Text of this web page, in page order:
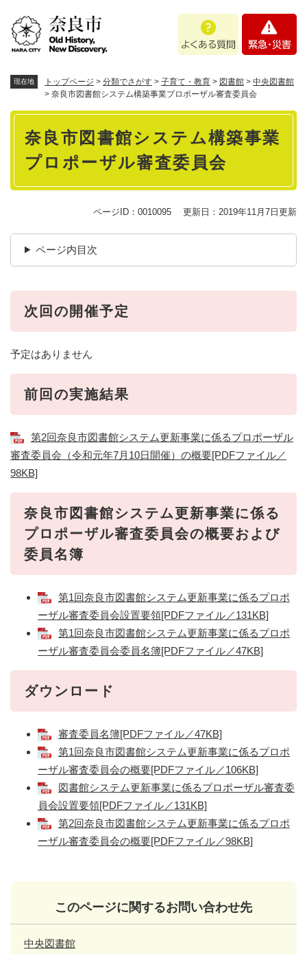
あ
問
・
現在地 トップページ > 分類でさがす > 子育て・教育 > 図書館 > 中央図書館
> 奈良市図書館システム構築事業プロポーザル審査委員会
本
奈良市図書館システム構築事業
プロポーザル審査委員会
ページID：0010095 更新日：2019年11月7日更新
ページ内目次
次回の開催予定
予定はありません
前回の実施結果
第2回奈良市図書館システム更新事業に係るプロポーザル
審査委員会（令和元年7月10日開催）の概要[PDFファイル／
98KB]
奈良市図書館システム更新事業に係る
プロポーザル審査委員会の概要および
委員名簿
第1回奈良市図書館システム更新事業に係るプロポ
ーザル審査委員会設置要領[PDFファイル／131KB]
第1回奈良市図書館システム更新事業に係るプロポ
ーザル審査委員会委員名簿[PDFファイル／47KB]
ダウンロード
審査委員名簿[PDFファイル／47KB]
第1回奈良市図書館システム更新事業に係るプロポ
ーザル審査委員会の概要[PDFファイル／106KB]
図書館システム更新事業に係るプロポーザル審査委
員会設置要領[PDFファイル／131KB]
第2回奈良市図書館システム更新事業に係るプロポ
ーザル審査委員会の概要[PDFファイル／98KB]
このページに関するお問い合わせ先
中央図書館